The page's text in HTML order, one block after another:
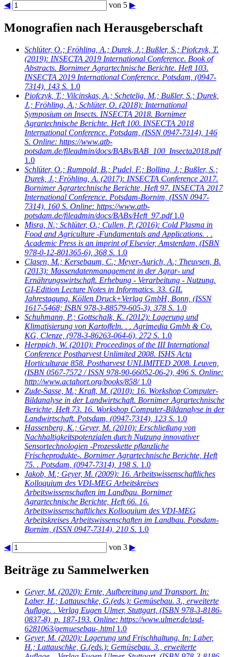
◀ von 5 ▶
Monografien nach Herausgeberschaft
Schlüter, O.; Fröhling, A.; Durek, J.; Bußler, S.; Piofczyk, T.
(2019): INSECTA 2019 International Conference. Book of
Abstracts. Bornimer Agrartechnische Berichte. Heft 103.
INSECTA 2019 International Conference. Potsdam, (0947-
7314), 143 S. 1.0
Piofczyk, T.; Vilcinskas, A.; Schetelig, M.; Bußler, S.; Durek,
J.; Fröhling, A.; Schlüter, O. (2018): International
Symposium on Insects. INSECTA 2018. Bornimer
Agrartechnische Berichte. Heft 100. INSECTA 2018
International Conference. Potsdam, (ISSN 0947-7314), 146
S. Online: https://www.atb-
potsdam.de/fileadmin/docs/BABs/BAB_100_Insecta2018.pdf
1.0
Schlüter, O.; Rumpold, B.; Pudel, F.; Bolling, J.; Bußler, S.;
Durek, J.; Fröhling, A. (2017): INSECTA Conference 2017.
Bornimer Agrartechnische Berichte, Heft 97. INSECTA 2017
International Conference. Potsdam-Bornim, (ISSN 0947-
7314), 160 S. Online: https://www.atb-
potsdam.de/fileadmin/docs/BABs/Heft_97.pdf 1.0
Misra, N.; Schlüter, O.; Cullen, P. (2016): Cold Plasma in
Food and Agriculture -Fundamentals and Applications. . .
Academic Press is an imprint of Elsevier, Amsterdam, (ISBN
978-0-12-801365-6), 368 S. 1.0
Clasen, M.; Kersebaum, C.; Meyer-Aurich, A.; Theuvsen, B.
(2013): Massendatenmanagement in der Agrar- und
Ernährungswirtschaft. Erhebung - Verarbeitung - Nutzung.
GI-Edition Lecture Notes in Informatics. 33. GIL
Jahrestagung. Köllen Druck+Verlag GmbH, Bonn, (ISSN
1617-5468; ISBN 978-3-88579-605-3), 378 S. 1.0
Schuhmann, P.; Gottschalk, K. (2012): Lagerung und
Klimatisierung von Kartoffeln. . . Agrimedia Gmbh & Co.
KG, Clenze, (978-3-86263-064-6), 272 S. 1.0
Herppich, W. (2010): Proceedings of the III International
Conference Postharvest Unlimited 2008. ISHS Acta
Horticulturae 858. Postharvest UNLIMITED 2008. Leuven,
(ISBN 0567-7572 / ISSN 978-90-66052-06-2), 496 S. Online:
http://www.actahort.org/books/858/ 1.0
Zude-Sasse, M.; Kraft, M. (2010): 16. Workshop Computer-
Bildanalyse in der Landwirtschaft. Bornimer Agrartechnische
Berichte, Heft 73. 16. Workshop Computer-Bildanalyse in der
Landwirtschaft. Potsdam, (0947-7314), 123 S. 1.0
Hassenberg, K.; Geyer, M. (2010): Erschließung von
Nachhaltigkeitspotenzialen durch Nutzung innovativer
Sensortechnologien -Prozesskette pflanzliche
Frischeprodukte-. Bornimer Agrartechnische Berichte, Heft
75. . Potsdam, (0947-7314), 198 S. 1.0
Jakob, M.; Geyer, M. (2009): 16. Arbeitswissenschaftliches
Kolloquium des VDI-MEG Arbeitskreises
Arbeitswissenschaften im Landbau. Bornimer
Agrartechnische Berichte, Heft 66. 16.
Arbeitswissenschaftliches Kolloquium des VDI-MEG
Arbeitskreises Arbeitswissenschaften im Landbau. Potsdam-
Bornim, (ISSN 0947-7314), 210 S. 1.0
◀ von 3 ▶
Beiträge zu Sammelwerken
Geyer, M. (2020): Ernte, Aufbereitung und Transport. In:
Laber, H.; Lattauschke, G.(eds.): Gemüsebau. 3., erweiterte
Auflage. . Verlag Eugen Ulmer, Stuttgart, (ISBN 978-3-8186-
0837-8), p. 187-193. Online: https://www.ulmer.de/usd-
6281063/gemuesebau-.html 1.0
Geyer, M. (2020): Lagerung und Frischhaltung. In: Laber,
H.; Lattauschke, G.(eds.): Gemüsebau. 3., erweiterte